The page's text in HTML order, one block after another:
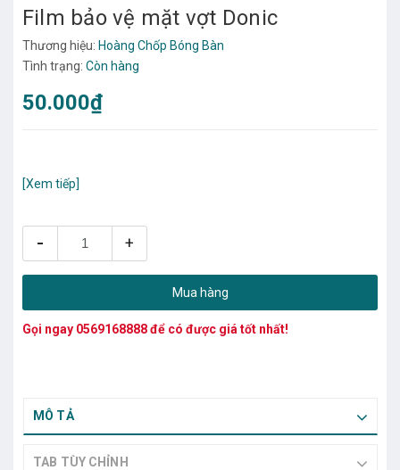
Film bảo vệ mặt vợt Donic
Thương hiệu: Hoàng Chốp Bóng Bàn
Tình trạng: Còn hàng
50.000₫
[Xem tiếp]
- +
Mua hàng
Gọi ngay 0569168888để có được giá tốt nhất!
MÔ TẢ
TAB TÙY CHỈNH